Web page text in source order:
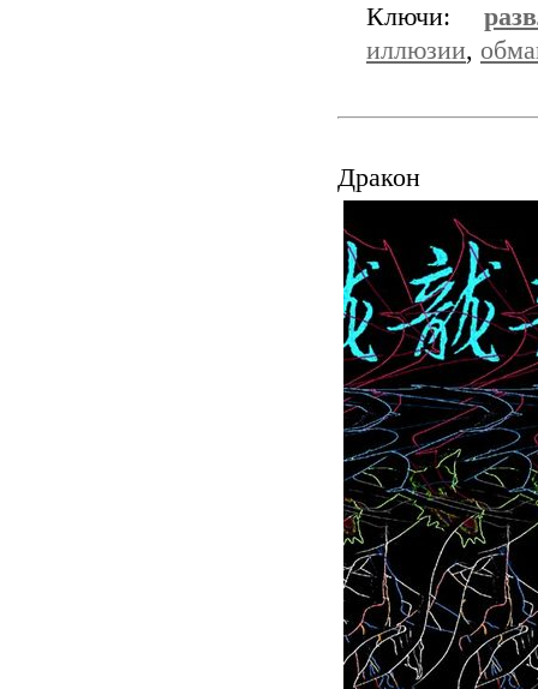
Ключи:
иллюзии,
Дракон